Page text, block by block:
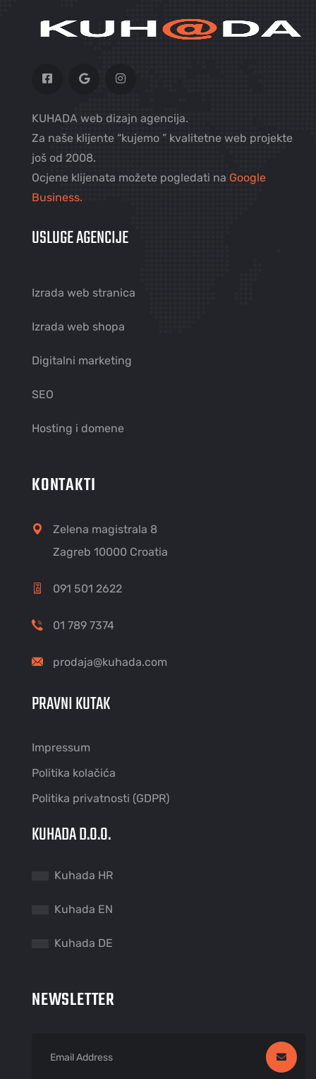
KUHADA web dizajn agencija.
Za naše klijente “kujemo ” kvalitetne web projekte
još od 2008.
Ocjene klijenata možete pogledati na Google
Business.
USLUGE AGENCIJE
Izrada web stranica
Izrada web shopa
Digitalni marketing
SEO
Hosting i domene
KONTAKTI
Zelena magistrala 8
Zagreb 10000 Croatia
091 501 2622
01 789 7374
prodaja@kuhada.com
PRAVNI KUTAK
Impressum
Politika kolačića
Politika privatnosti (GDPR)
KUHADA D.O.O.
Kuhada HR
Kuhada EN
Kuhada DE
NEWSLETTER